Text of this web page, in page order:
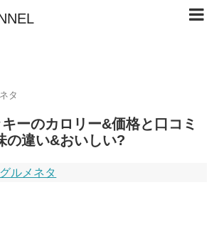
タ
ーのカロリー&価格と口コミ
の違い&おいしい?
グルメネタ